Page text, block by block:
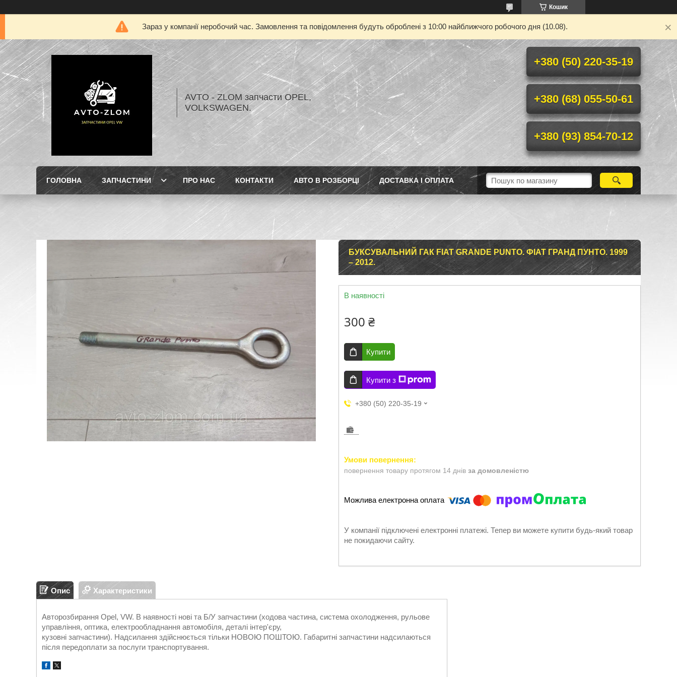
Кошик
Зараз у компанії неробочий час. Замовлення та повідомлення будуть оброблені з 10:00 найближчого робочого дня (10.08).
AVTO - ZLOM запчасти OPEL,
VOLKSWAGEN.
+380 (50) 220-35-19
+380 (68) 055-50-61
+380 (93) 854-70-12
ГОЛОВНА ЗАПЧАСТИНИ ПРО НАС КОНТАКТИ АВТО В РОЗБОРЦІ ДОСТАВКА І ОПЛАТА
БУКСУВАЛЬНИЙ ГАК FIAT GRANDE PUNTO. ФІАТ ГРАНД ПУНТО. 1999
– 2012.
В наявності
300 ₴
Купити
Купити з
+380 (50) 220-35-19
повернення товару протягом 14 днів за домовленістю
У компанії підключені електронні платежі. Тепер ви можете купити будь-який товар
не покидаючи сайту.
Опис Характеристики
Авторозбирання Opel, VW. В наявності нові та Б/У запчастини (ходова частина, система охолодження, рульове
управління, оптика, електрообладнання автомобіля, деталі інтер'єру,
кузовні запчастини). Надсилання здійснюється тільки НОВОЮ ПОШТОЮ. Габаритні запчастини надсилаються
після передоплати за послуги транспортування.